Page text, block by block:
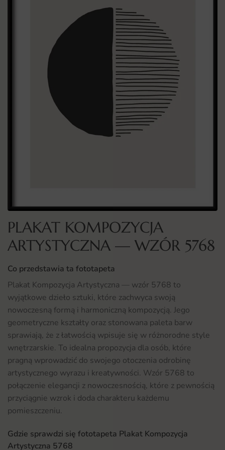
PLAKAT KOMPOZYCJA
ARTYSTYCZNA — WZÓR 5768
Co przedstawia ta fototapeta
Plakat Kompozycja Artystyczna — wzór 5768 to
wyjątkowe dzieło sztuki, które zachwyca swoją
nowoczesną formą i harmoniczną kompozycją. Jego
geometryczne kształty oraz stonowana paleta barw
sprawiają, że z łatwością wpisuje się w różnorodne style
wnętrzarskie. To idealna propozycja dla osób, które
pragną wprowadzić do swojego otoczenia odrobinę
artystycznego wyrazu i kreatywności. Wzór 5768 to
połączenie elegancji z nowoczesnością, które z pewnością
przyciągnie wzrok i doda charakteru każdemu
pomieszczeniu.
Gdzie sprawdzi się fototapeta Plakat Kompozycja
Artystyczna 5768